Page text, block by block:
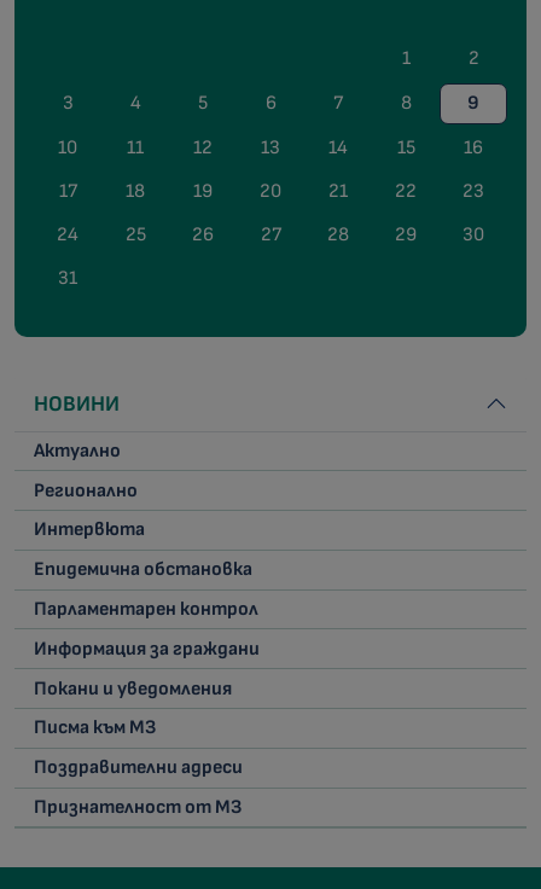
1
2
3
4 5 6 7 8
9
10
11 12 13 14 15
16
17
18 19 20 21 22
23
24
25 26 27 28 29
30
31
НОВИНИ
Актуално
Регионално
Интервюта
Епидемична обстановка
Парламентарен контрол
Информация за граждани
Покани и уведомления
Писма към МЗ
Поздравителни адреси
Признателност от МЗ